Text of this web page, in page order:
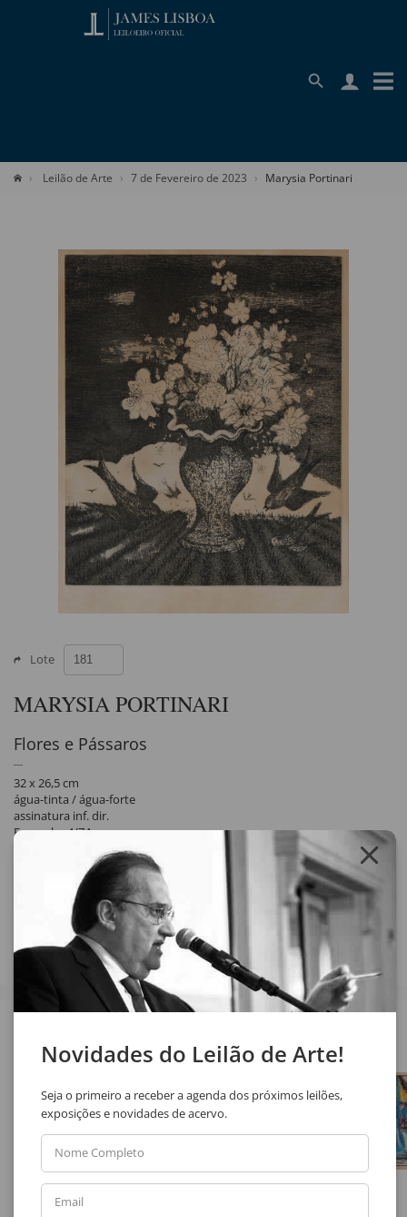
Leilão de Arte 7 de Fevereiro de 2023 Marysia Portinari
Lote
MARYSIA PORTINARI
Flores e Pássaros
32 x 26,5 cm
água-tinta / água-forte
assinatura inf. dir.
Exemplar 4/74
Compartilhar
Autor Não Identificado
Novidades do Leilão de Arte!
Seja o primeiro a receber a agenda dos próximos leilões,
exposições e novidades de acervo.
Nome Completo
Email